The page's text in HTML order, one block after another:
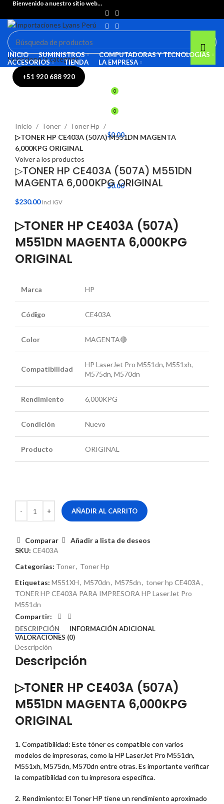
Bienvenido a nuestro sitio web…
Seleccione la categoría
INICIO DE SESIÓN / REGISTRARSE
0
0
/$0.00
/$0.00
INICIO SUMINISTROS
COMPUTADORAS Y TECNOLOGIAS
ACCESORIOS
TIENDA
LA EMPRESA
+51 920 688 920
Inicio
Toner
Toner Hp
▷TONER HP CE403A (507A) M551DN MAGENTA
6,000KPG ORIGINAL
Volver a los productos
▷TONER HP CE403A (507A) M551DN
MAGENTA 6,000KPG ORIGINAL
$230.00 Incl IGV
▷TONER HP CE403A (507A)
M551DN MAGENTA 6,000KPG
ORIGINAL
Marca HP
Código CE403A
Color MAGENTA🔴
Compatibilidad
HP LaserJet Pro M551dn, M551xh,
M575dn, M570dn
Rendimiento 6,000KPG
Condición Nuevo
Producto ORIGINAL
AÑADIR AL CARRITO
Comparar
Añadir a lista de deseos
SKU: CE403A
Categorías: Toner, Toner Hp
Etiquetas: M551XH, M570dn, M575dn, toner hp CE403A,
TONER HP CE403A PARA IMPRESORA HP LaserJet Pro
M551dn
Compartir:
DESCRIPCIÓN
INFORMACIÓN ADICIONAL
VALORACIONES (0)
Descripción
Descripción
▷TONER HP CE403A (507A)
M551DN MAGENTA 6,000KPG
ORIGINAL
1. Compatibilidad: Este tóner es compatible con varios
modelos de impresoras, como la HP LaserJet Pro M551dn,
M551xh, M575dn, M570dn entre otras. Es importante verificar
la compatibilidad con tu impresora específica.
2. Rendimiento: El Toner HP tiene un rendimiento aproximado